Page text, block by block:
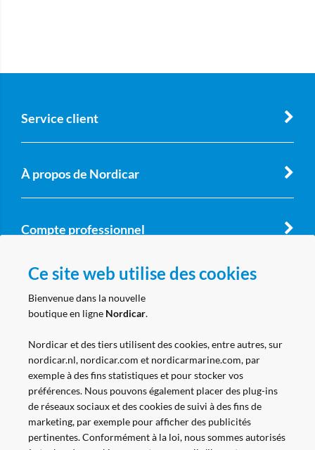
Service client
À propos de Nordicar
Compte professionnel
Suivez nous
Ce site web utilise des cookies
Bienvenue dans la nouvelle
boutique en ligne Nordicar.
Nordicar et des tiers utilisent des cookies, entre autres, sur
nordicar.nl, nordicar.com et nordicarmarine.com, par
exemple à des fins statistiques et pour stocker vos
préférences. Nous pouvons également placer des plug-ins
de réseaux sociaux et des cookies de suivi à des fins de
marketing, par exemple pour afficher des publicités
pertinentes. Conformément à la loi, nous sommes autorisés